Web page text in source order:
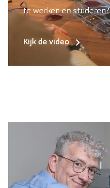
te werken en studeren?
Kijk de video